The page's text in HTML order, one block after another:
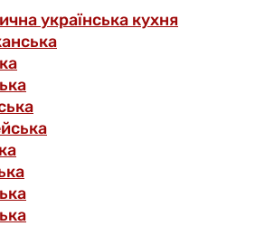
українська кухня